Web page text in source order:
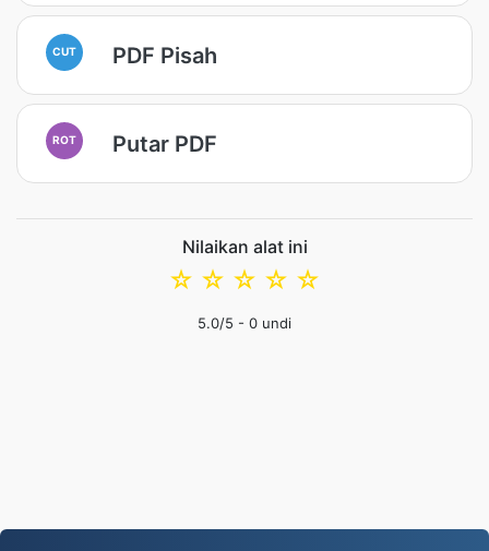
CUT PDF Pisah
ROT Putar PDF
Nilaikan alat ini
☆
☆
☆
☆
☆
5.0/5 - 0 undi